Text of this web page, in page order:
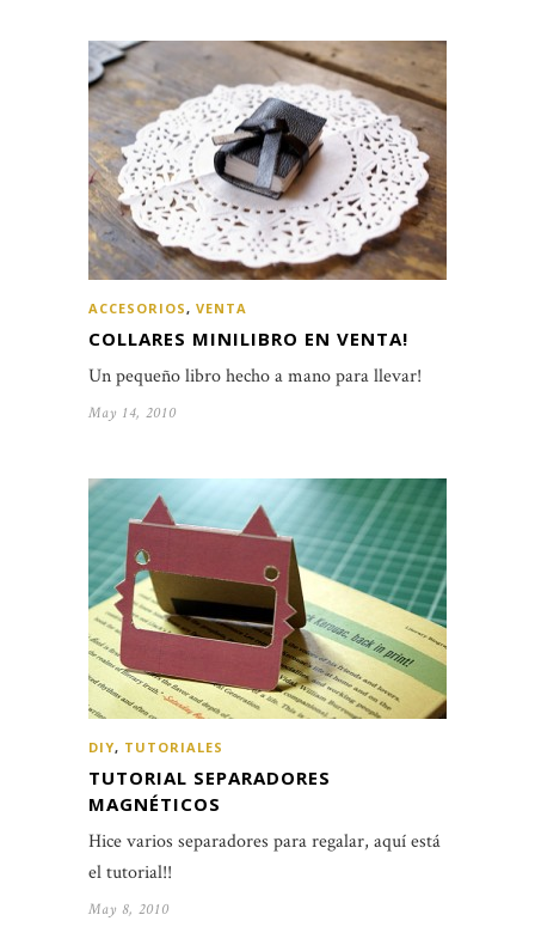
ACCESORIOS, VENTA
COLLARES MINILIBRO EN VENTA!
Un pequeño libro hecho a mano para llevar!
May 14, 2010
DIY, TUTORIALES
TUTORIAL SEPARADORES
MAGNÉTICOS
Hice varios separadores para regalar, aquí está
el tutorial!!
May 8, 2010